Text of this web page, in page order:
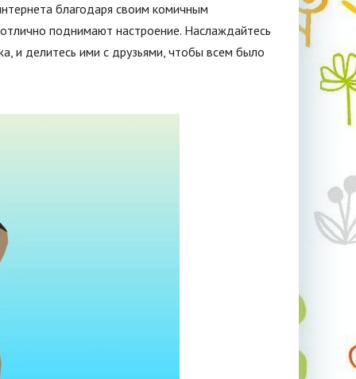
благодаря своим комичным
поднимают настроение. Наслаждайтесь
и делитесь ими с друзьями, чтобы всем было